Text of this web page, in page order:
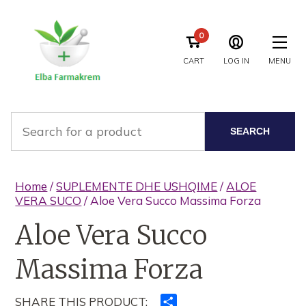
CART
0
LOG IN MENU
SEARCH
Home /SUPLEMENTE DHE USHQIME/ ALOE
VERA SUCO / Aloe Vera Succo Massima Forza
Aloe Vera Succo
Massima Forza
SHARE THIS PRODUCT: